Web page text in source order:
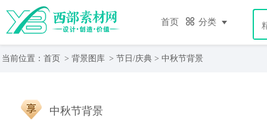
首页 分类
当前位置： 首页 > 背景图库 > 节日/庆典 > 中秋节背景
中秋节背景